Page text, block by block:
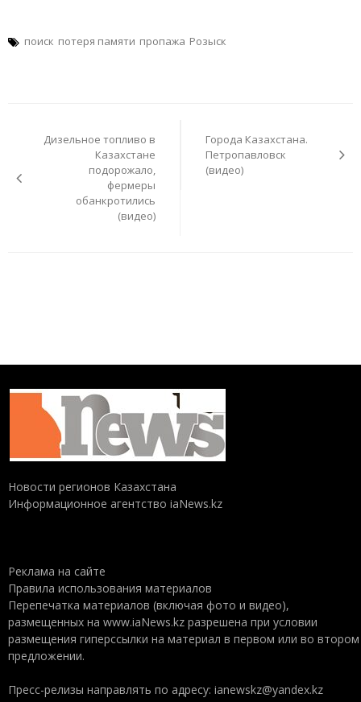
поиск потеря памяти пропажа Розыск
записямДизельное топливо в
Казахстане
подорожало,
фермеры
обанкротились
(видео)
Города Казахстана.
Петропавловск
(видео)
Новости регионов Казахстана
Информационное агентство iaNews.kz
Реклама на сайте
Правила использования материалов
Перепечатка материалов (включая фото и видео),
размещенных на www.iaNews.kz разрешена при условии
размещения гиперссылки на материал в первом или во втором
предложении.
Пресс-релизы направлять по адресу: ianewskz@yandex.kz